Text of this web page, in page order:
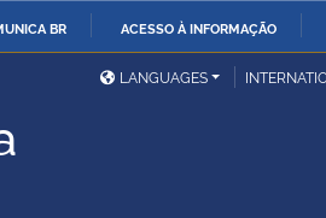
BR ACESSO À INFORMAÇÃO
Ministério das Relações
ExterioresLANGUAGES